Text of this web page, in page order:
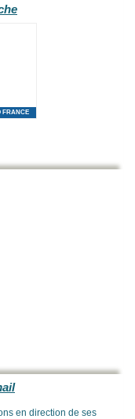
en direction de ses